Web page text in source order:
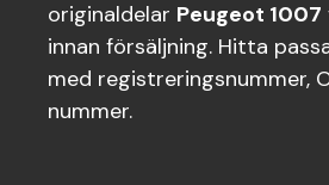
originaldelar Peugeot 1007
innan försäljning. Hitta
med registreringsnummer,
nummer.